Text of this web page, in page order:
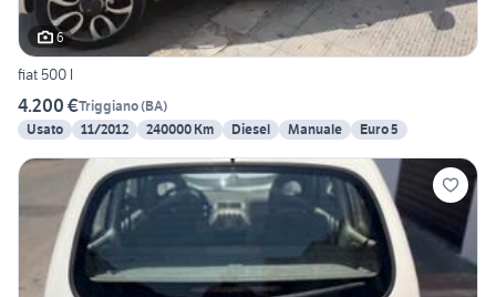
6
fiat 500 l
4.200 €Triggiano(BA)
Usato
11/2012 240000 Km Diesel Manuale Euro 5